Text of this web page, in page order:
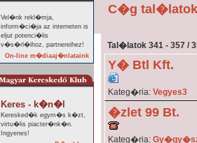
Vel�nk rekl�mja,
inform�ci�ja az interneten is
eljut potenci�lis
v�s�rl�ihoz, partnereihez!
On-line m�diaaj�nlataink
Keres - k�n�l
Keresked�k egym�s k�zt,
virtu�lis piacter�nk�n.
Ingyenes!
C�g
Tal�latok 341 - 357 /
Y� Btl Kft.
Kateg�ria: Vegyes3
�zlet 99 Bt.
Kateg�ria: